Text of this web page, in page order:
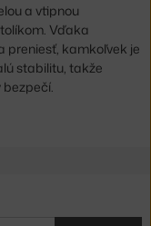
a vtipnou
Vďaka
preniesť, kamkoľvek je
stabilitu, takže